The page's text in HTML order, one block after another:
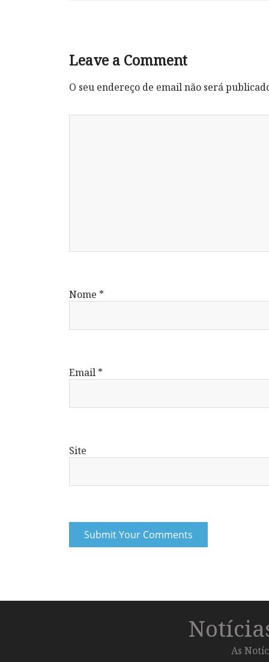
Leave a Comment
O seu endereço de email não será
Nome *
Email *
Site
As